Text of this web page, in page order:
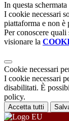
In questa
I cookie necessari
piattaforma e non è
Per conoscere
visionare la
Cookie necessari
I cookie necessari
disabilitati. È
policy.
Accetta tutti